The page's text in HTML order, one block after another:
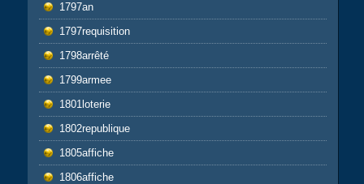
1797an
1797requisition
1798arrêté
1799armee
1801loterie
1802republique
1805affiche
1806affiche